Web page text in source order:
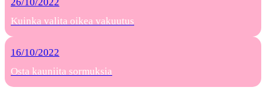
Kuinka valita oikea vakuutus
16/10/2022
Osta kauniita sormuksia